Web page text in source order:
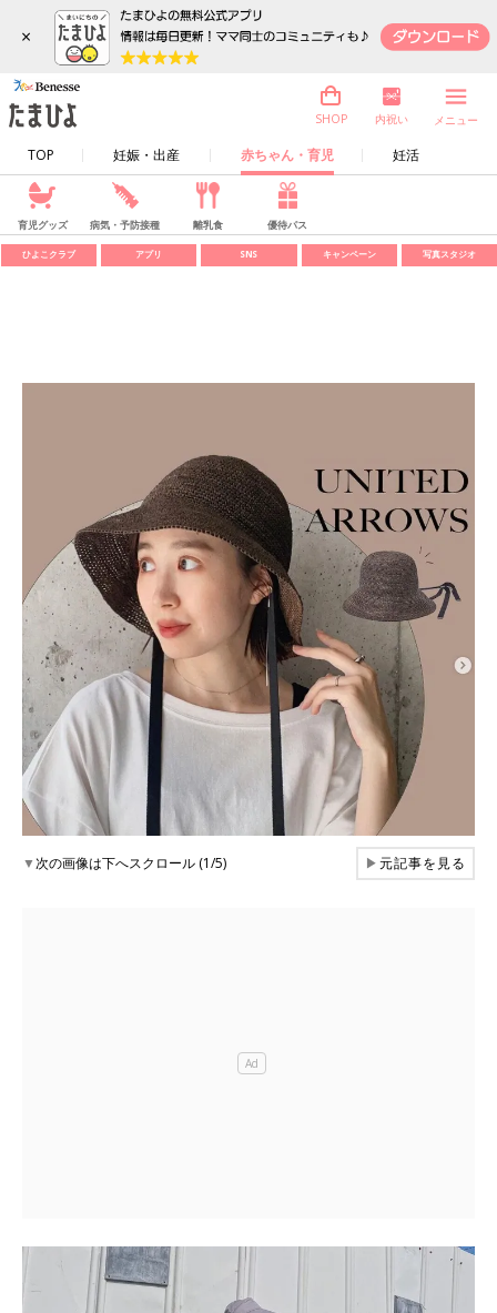
×
TOP 妊娠・出産 赤ちゃん・育児 妊活
SHOP 内祝い メニュー
育児グッズ 病気・予防接種 離乳食 優待パス
ひよこクラブ アプリ SNS キャンペーン 写真スタジオ
▼次の画像は下へスクロール (1/5) ▶元記事を見る